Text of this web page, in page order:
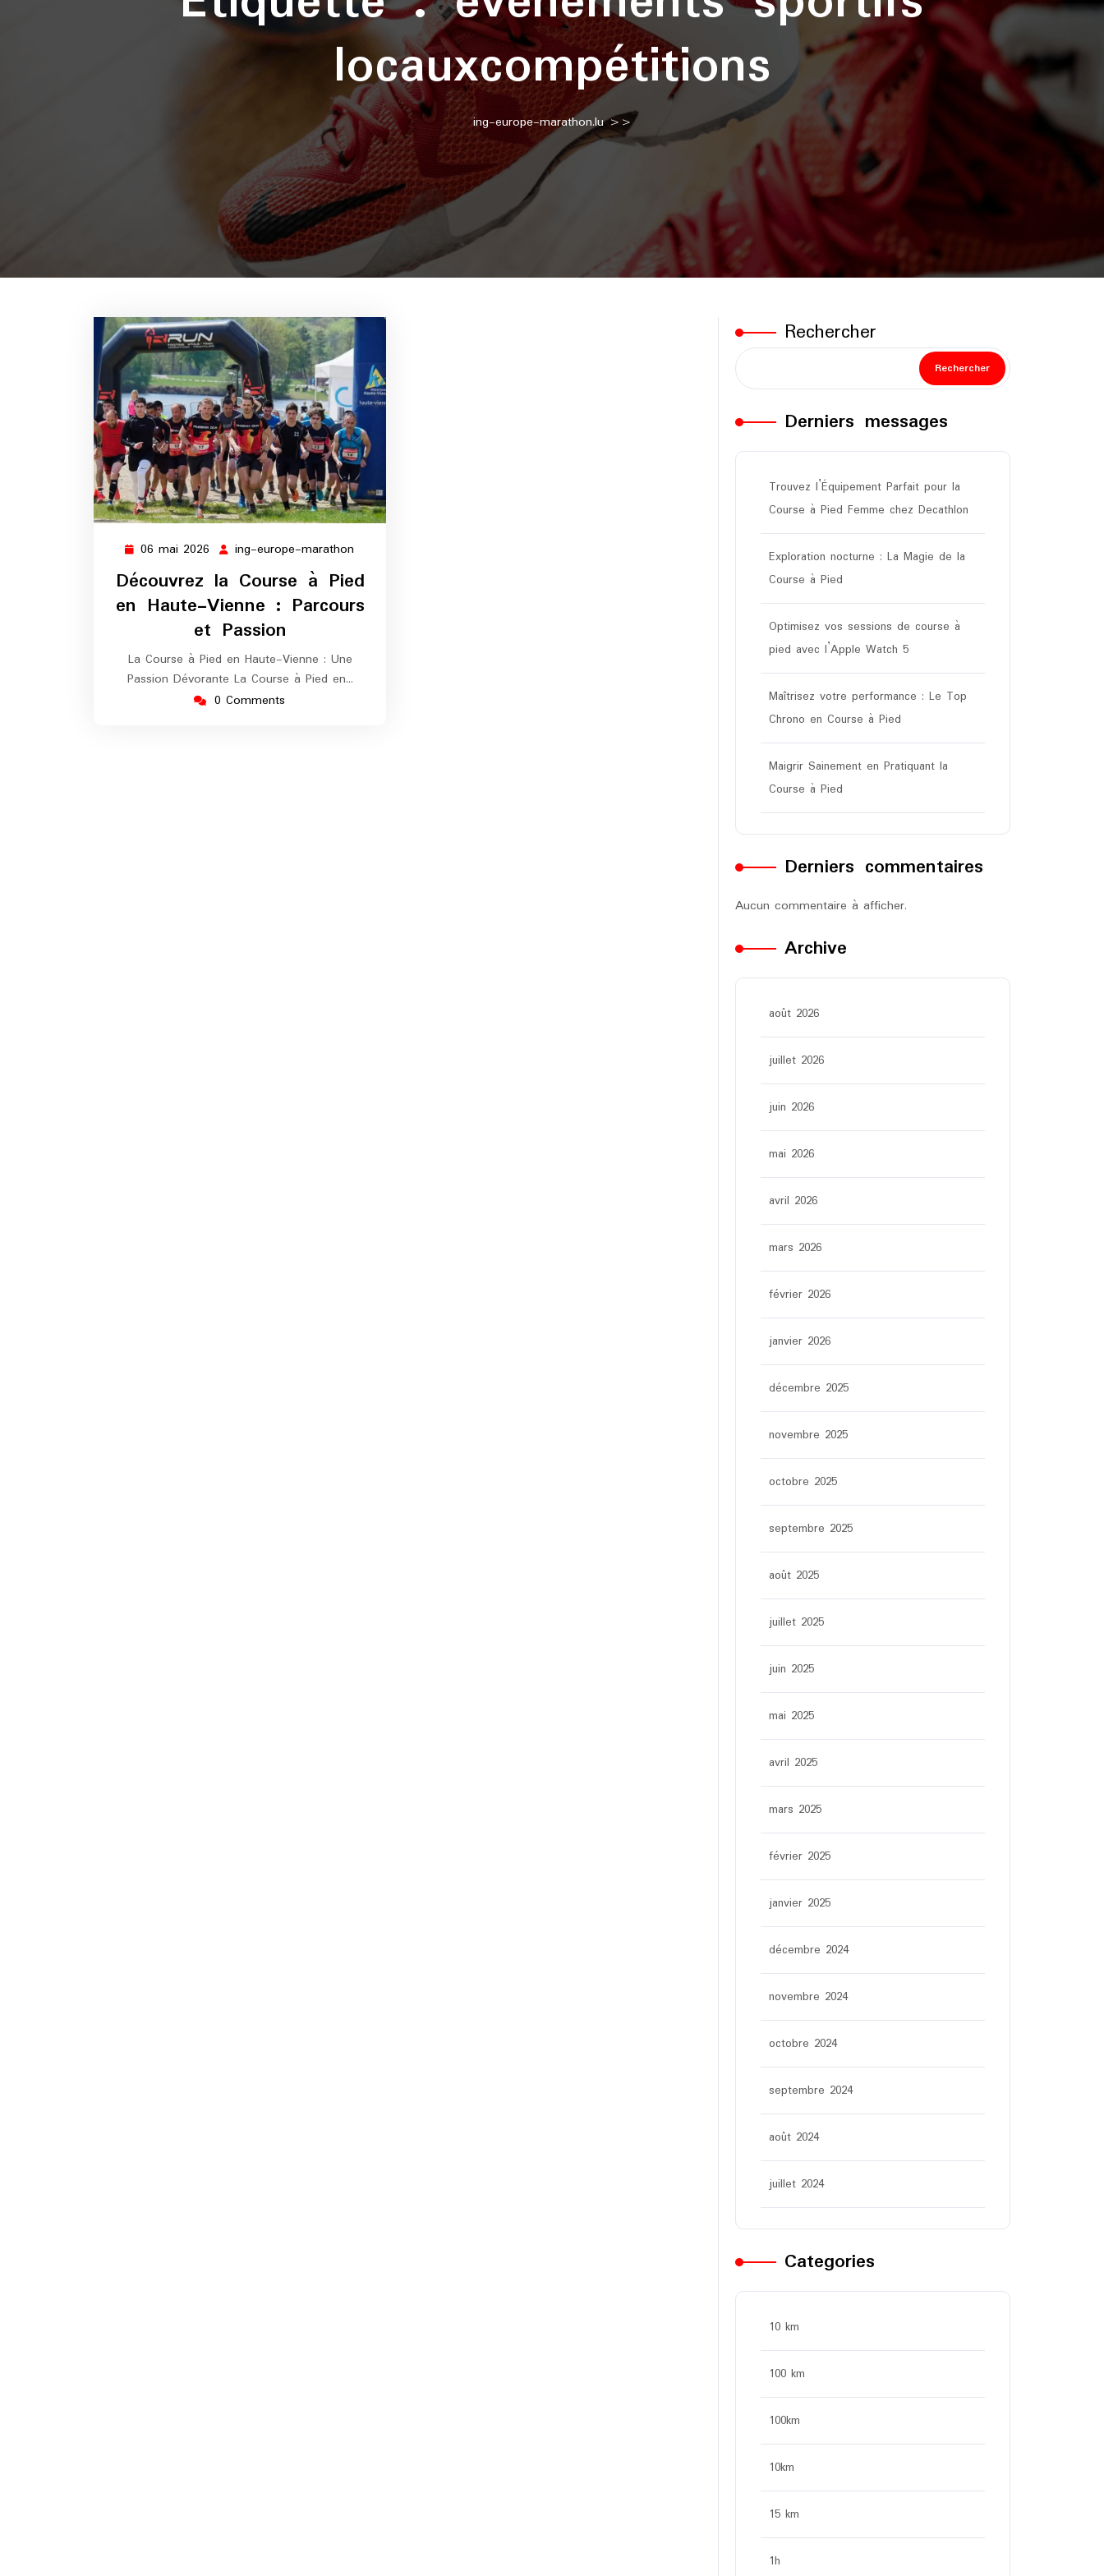
locauxcompétitions
ing-europe-marathon.lu>>
06 mai 2026 06
mai
2026
ing-europe-marathon
europe-
marathon
Découvrez la Course à Pied
en Haute-Vienne : Parcours
et Passion
La Course à Pied en Haute-Vienne : Une
Passion Dévorante La Course à Pied en…
0 Comments
Rechercher
Rechercher
Derniers messages
Trouvez l’Équipement Parfait pour la
Course à Pied Femme chez Decathlon
Exploration nocturne : La Magie de la
Course à Pied
Optimisez vos sessions de course à
pied avec l’Apple Watch 5
Maîtrisez votre performance : Le Top
Chrono en Course à Pied
Maigrir Sainement en Pratiquant la
Course à Pied
Derniers commentaires
Aucun commentaire à afficher.
Archive
août 2026
juillet 2026
juin 2026
mai 2026
avril 2026
mars 2026
février 2026
janvier 2026
décembre 2025
novembre 2025
octobre 2025
septembre 2025
août 2025
juillet 2025
juin 2025
mai 2025
avril 2025
mars 2025
février 2025
janvier 2025
décembre 2024
novembre 2024
octobre 2024
septembre 2024
août 2024
juillet 2024
Categories
10 km
100 km
100km
10km
15 km
1h